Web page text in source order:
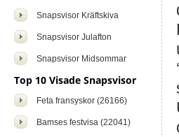
Snapsvisor Kräftskiva
Snapsvisor Julafton
Snapsvisor Midsommar
Top 10 Visade Snapsvisor
Feta fransyskor (26166)
Bamses festvisa (22041)